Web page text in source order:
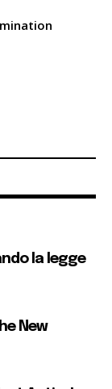
la legge
New